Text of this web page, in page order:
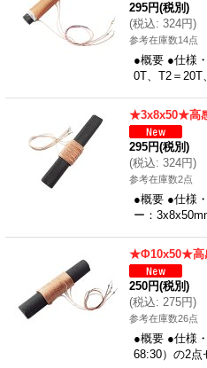
295円(税別)
(税込: 324円)
参考在庫数14点
●概要 ●仕様
0T、T2＝
★3x8x50★高
295円(税別)
(税込: 324円)
参考在庫数2点
●概要 ●仕様
ー：
★Φ10x50★高
250円(税別)
(税込: 275円)
参考在庫数26点
●概要 ●仕様
68:30）の2